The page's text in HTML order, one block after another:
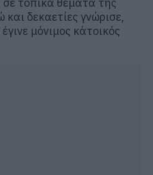
δεκαετίες γνώρισε,
μόνιμος κάτοικός